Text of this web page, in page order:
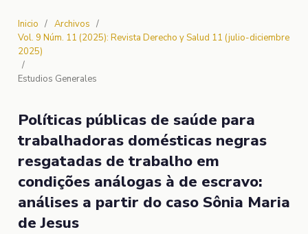
Inicio / Archivos /
Vol. 9 Núm. 11 (2025): Revista Derecho y Salud 11 (julio-diciembre
2025)
/
Estudios Generales
Políticas públicas de saúde para
trabalhadoras domésticas negras
resgatadas de trabalho em
condições análogas à de escravo:
análises a partir do caso Sônia Maria
de Jesus